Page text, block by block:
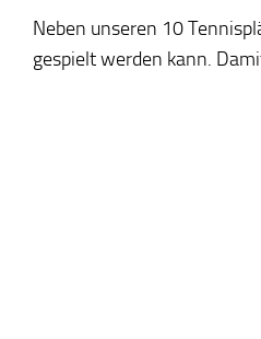
Neben unseren 10
gespielt werden kann.